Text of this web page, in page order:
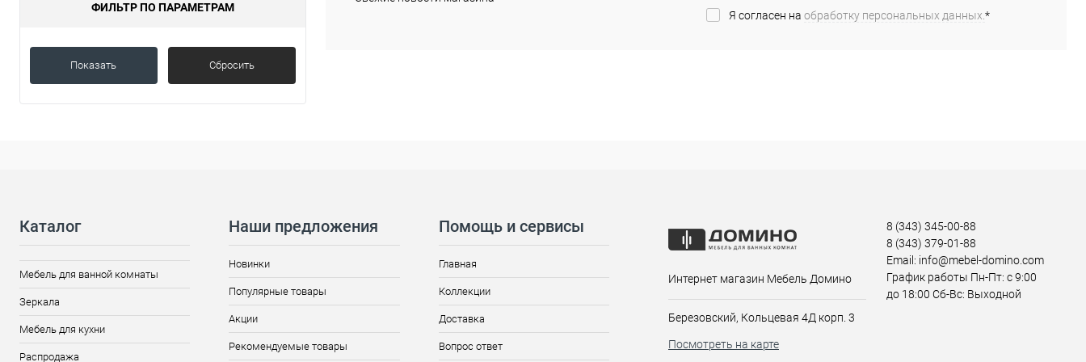
ФИЛЬТР ПО ПАРАМЕТРАМ
Показать Сбросить
Я согласен на обработку персональных данных. *
Каталог
Мебель для ванной комнаты
Зеркала
Мебель для кухни
Распродажа
Наши предложения
Новинки
Популярные товары
Акции
Рекомендуемые товары
Помощь и сервисы
Главная
Коллекции
Доставка
Вопрос ответ
Интернет магазин Мебель Домино
Березовский, Кольцевая 4Д корп. 3
Посмотреть на карте
8 (343) 345-00-88
8 (343) 379-01-88
Email: info@mebel-domino.com
График работы Пн-Пт: с 9:00
до 18:00 Сб-Вс: Выходной